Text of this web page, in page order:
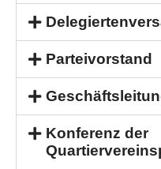
Parteivorstand
Konferenz der